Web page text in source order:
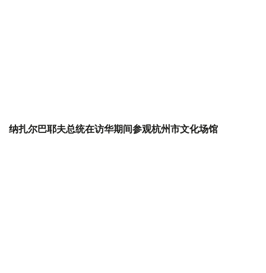
纳扎尔巴耶夫总统在访华期间参观杭州市文化场馆